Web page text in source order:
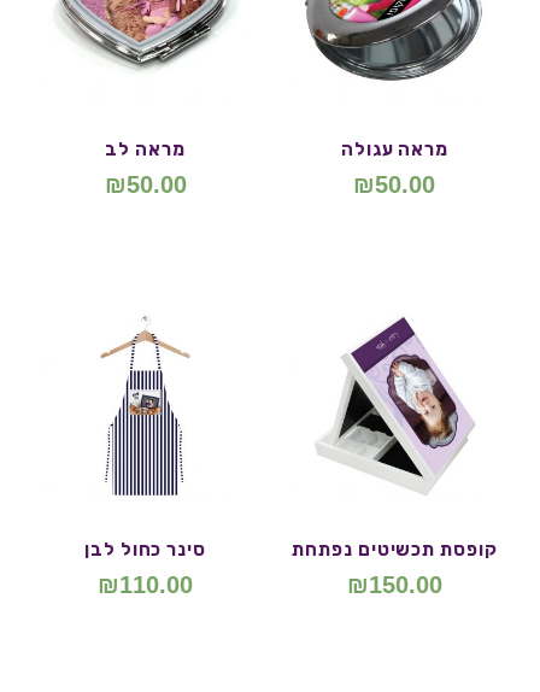
מראה עגולה
₪50.00
מראה לב
₪50.00
קופסת תכשיטים נפתחת
₪150.00
סינר כחול לבן
₪110.00